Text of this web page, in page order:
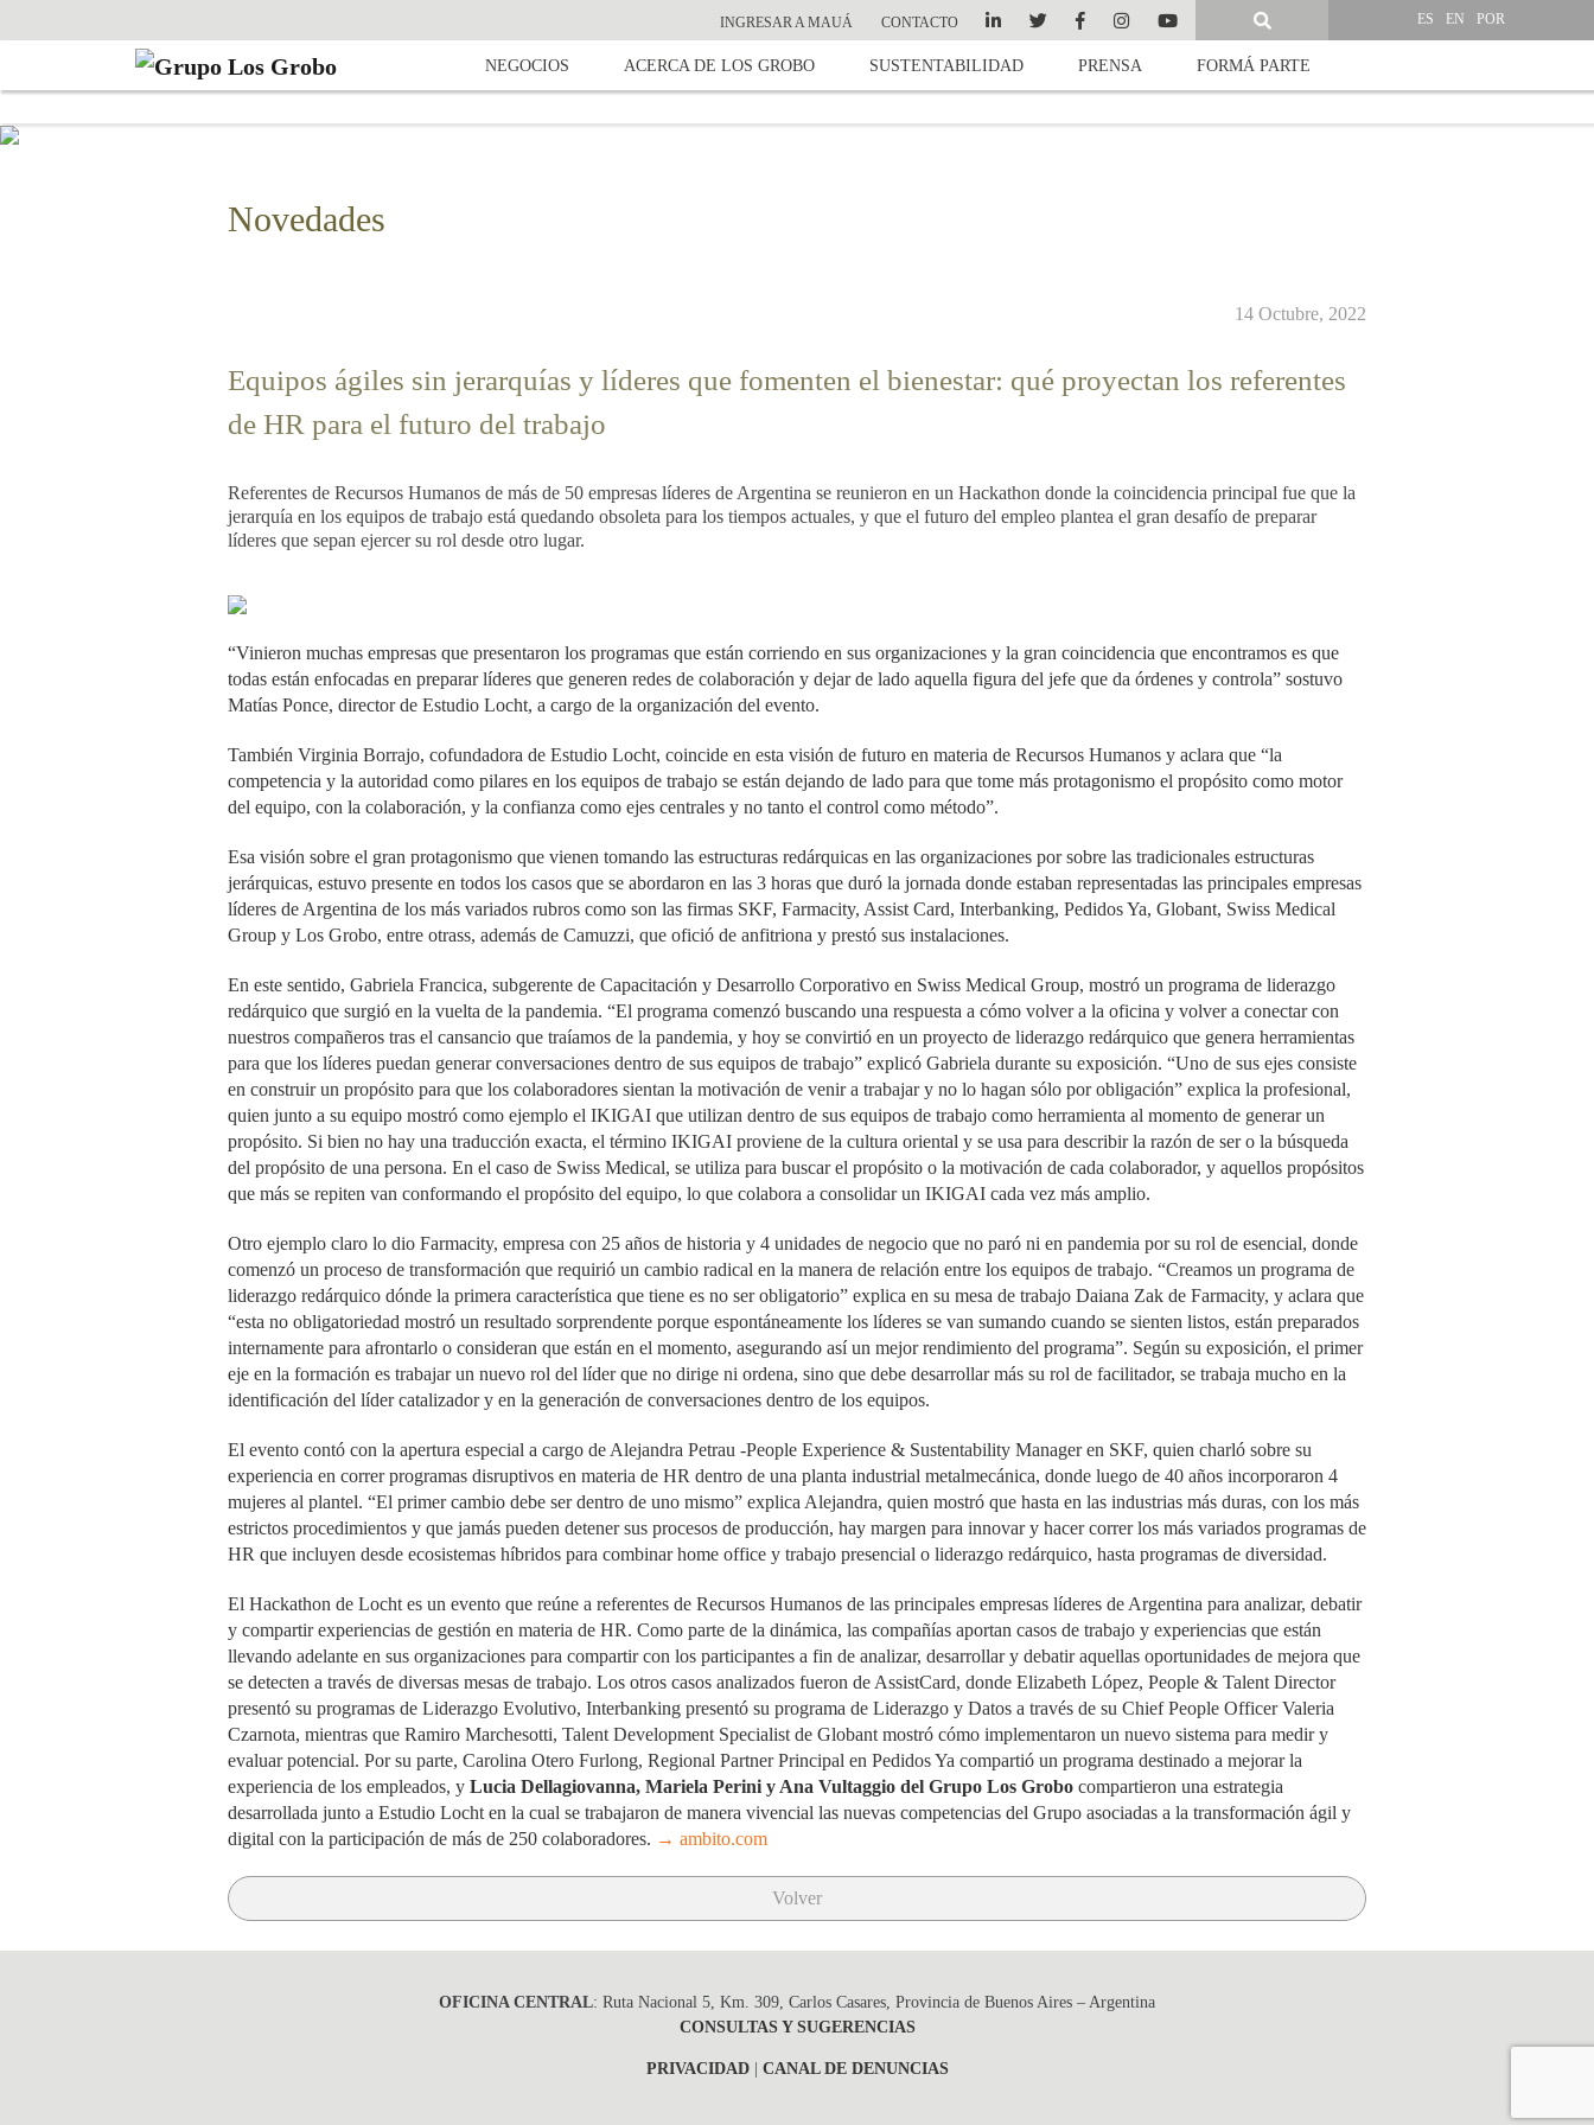
INGRESAR A MAUÁ CONTACTO ES EN POR
NEGOCIOS ACERCA DE LOS GROBO SUSTENTABILIDAD PRENSA FORMÁ PARTE
Novedades
14 Octubre, 2022
Equipos ágiles sin jerarquías y líderes que fomenten el bienestar: qué proyectan los referentes
de HR para el futuro del trabajo
Referentes de Recursos Humanos de más de 50 empresas líderes de Argentina se reunieron en un Hackathon donde la coincidencia principal fue que la
jerarquía en los equipos de trabajo está quedando obsoleta para los tiempos actuales, y que el futuro del empleo plantea el gran desafío de preparar
líderes que sepan ejercer su rol desde otro lugar.
“Vinieron muchas empresas que presentaron los programas que están corriendo en sus organizaciones y la gran coincidencia que encontramos es que
todas están enfocadas en preparar líderes que generen redes de colaboración y dejar de lado aquella figura del jefe que da órdenes y controla” sostuvo
Matías Ponce, director de Estudio Locht, a cargo de la organización del evento.
También Virginia Borrajo, cofundadora de Estudio Locht, coincide en esta visión de futuro en materia de Recursos Humanos y aclara que “la
competencia y la autoridad como pilares en los equipos de trabajo se están dejando de lado para que tome más protagonismo el propósito como motor
del equipo, con la colaboración, y la confianza como ejes centrales y no tanto el control como método”.
Esa visión sobre el gran protagonismo que vienen tomando las estructuras redárquicas en las organizaciones por sobre las tradicionales estructuras
jerárquicas, estuvo presente en todos los casos que se abordaron en las 3 horas que duró la jornada donde estaban representadas las principales empresas
líderes de Argentina de los más variados rubros como son las firmas SKF, Farmacity, Assist Card, Interbanking, Pedidos Ya, Globant, Swiss Medical
Group y Los Grobo, entre otrass, además de Camuzzi, que ofició de anfitriona y prestó sus instalaciones.
En este sentido, Gabriela Francica, subgerente de Capacitación y Desarrollo Corporativo en Swiss Medical Group, mostró un programa de liderazgo
redárquico que surgió en la vuelta de la pandemia. “El programa comenzó buscando una respuesta a cómo volver a la oficina y volver a conectar con
nuestros compañeros tras el cansancio que traíamos de la pandemia, y hoy se convirtió en un proyecto de liderazgo redárquico que genera herramientas
para que los líderes puedan generar conversaciones dentro de sus equipos de trabajo” explicó Gabriela durante su exposición. “Uno de sus ejes consiste
en construir un propósito para que los colaboradores sientan la motivación de venir a trabajar y no lo hagan sólo por obligación” explica la profesional,
quien junto a su equipo mostró como ejemplo el IKIGAI que utilizan dentro de sus equipos de trabajo como herramienta al momento de generar un
propósito. Si bien no hay una traducción exacta, el término IKIGAI proviene de la cultura oriental y se usa para describir la razón de ser o la búsqueda
del propósito de una persona. En el caso de Swiss Medical, se utiliza para buscar el propósito o la motivación de cada colaborador, y aquellos propósitos
que más se repiten van conformando el propósito del equipo, lo que colabora a consolidar un IKIGAI cada vez más amplio.
Otro ejemplo claro lo dio Farmacity, empresa con 25 años de historia y 4 unidades de negocio que no paró ni en pandemia por su rol de esencial, donde
comenzó un proceso de transformación que requirió un cambio radical en la manera de relación entre los equipos de trabajo. “Creamos un programa de
liderazgo redárquico dónde la primera característica que tiene es no ser obligatorio” explica en su mesa de trabajo Daiana Zak de Farmacity, y aclara que
“esta no obligatoriedad mostró un resultado sorprendente porque espontáneamente los líderes se van sumando cuando se sienten listos, están preparados
internamente para afrontarlo o consideran que están en el momento, asegurando así un mejor rendimiento del programa”. Según su exposición, el primer
eje en la formación es trabajar un nuevo rol del líder que no dirige ni ordena, sino que debe desarrollar más su rol de facilitador, se trabaja mucho en la
identificación del líder catalizador y en la generación de conversaciones dentro de los equipos.
El evento contó con la apertura especial a cargo de Alejandra Petrau -People Experience & Sustentability Manager en SKF, quien charló sobre su
experiencia en correr programas disruptivos en materia de HR dentro de una planta industrial metalmecánica, donde luego de 40 años incorporaron 4
mujeres al plantel. “El primer cambio debe ser dentro de uno mismo” explica Alejandra, quien mostró que hasta en las industrias más duras, con los más
estrictos procedimientos y que jamás pueden detener sus procesos de producción, hay margen para innovar y hacer correr los más variados programas de
HR que incluyen desde ecosistemas híbridos para combinar home office y trabajo presencial o liderazgo redárquico, hasta programas de diversidad.
El Hackathon de Locht es un evento que reúne a referentes de Recursos Humanos de las principales empresas líderes de Argentina para analizar, debatir
y compartir experiencias de gestión en materia de HR. Como parte de la dinámica, las compañías aportan casos de trabajo y experiencias que están
llevando adelante en sus organizaciones para compartir con los participantes a fin de analizar, desarrollar y debatir aquellas oportunidades de mejora que
se detecten a través de diversas mesas de trabajo. Los otros casos analizados fueron de AssistCard, donde Elizabeth López, People & Talent Director
presentó su programas de Liderazgo Evolutivo, Interbanking presentó su programa de Liderazgo y Datos a través de su Chief People Officer Valeria
Czarnota, mientras que Ramiro Marchesotti, Talent Development Specialist de Globant mostró cómo implementaron un nuevo sistema para medir y
evaluar potencial. Por su parte, Carolina Otero Furlong, Regional Partner Principal en Pedidos Ya compartió un programa destinado a mejorar la
experiencia de los empleados, y Lucia Dellagiovanna, Mariela Perini y Ana Vultaggio del Grupo Los Grobo compartieron una estrategia
desarrollada junto a Estudio Locht en la cual se trabajaron de manera vivencial las nuevas competencias del Grupo asociadas a la transformación ágil y
digital con la participación de más de 250 colaboradores. → ambito.com
Volver
OFICINA CENTRAL: Ruta Nacional 5, Km. 309, Carlos Casares, Provincia de Buenos Aires – Argentina
CONSULTAS Y SUGERENCIAS
PRIVACIDAD| CANAL DE DENUNCIAS